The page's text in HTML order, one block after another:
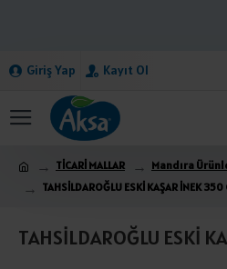
Giriş Yap Kayıt Ol
TİCARİ MALLAR
Mandıra
TAHSİLDAROĞLU ESKİ KAŞAR İNEK 350
TAHSİLDAROĞLU ESKİ